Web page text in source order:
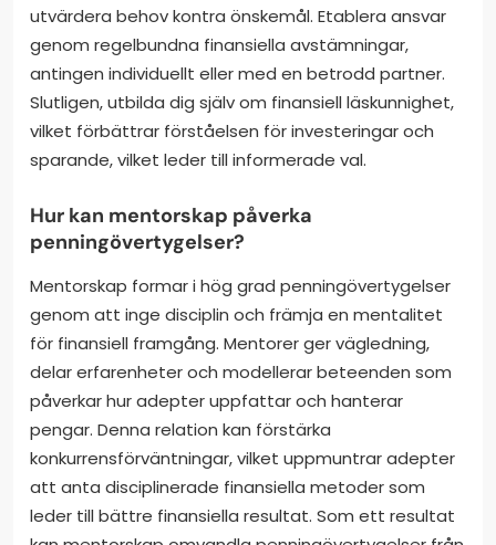
utvärdera behov kontra önskemål. Etablera ansvar
genom regelbundna finansiella avstämningar,
antingen individuellt eller med en betrodd partner.
Slutligen, utbilda dig själv om finansiell läskunnighet,
vilket förbättrar förståelsen för investeringar och
sparande, vilket leder till informerade val.
Hur kan mentorskap påverka
penningövertygelser?
Mentorskap formar i hög grad penningövertygelser
genom att inge disciplin och främja en mentalitet
för finansiell framgång. Mentorer ger vägledning,
delar erfarenheter och modellerar beteenden som
påverkar hur adepter uppfattar och hanterar
pengar. Denna relation kan förstärka
konkurrensförväntningar, vilket uppmuntrar adepter
att anta disciplinerade finansiella metoder som
leder till bättre finansiella resultat. Som ett resultat